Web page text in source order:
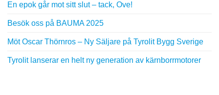
En epok går mot sitt slut – tack, Ove!
Besök oss på BAUMA 2025
Möt Oscar Thörnros – Ny Säljare på Tyrolit Bygg Sverige
Tyrolit lanserar en helt ny generation av kärnborrmotorer